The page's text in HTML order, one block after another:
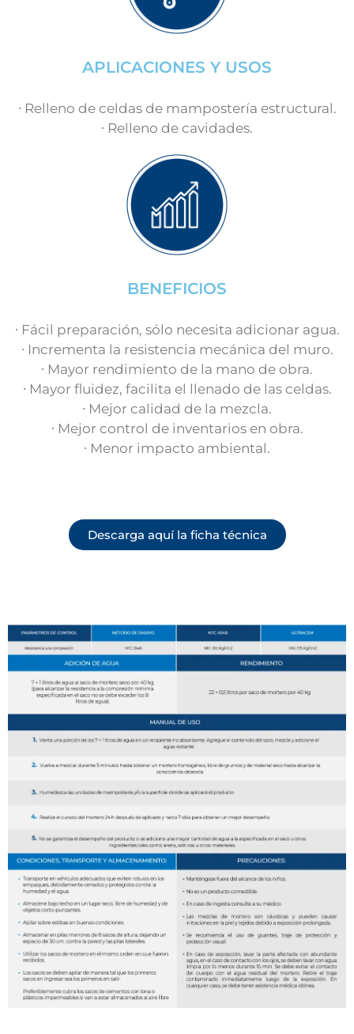
APLICACIONES Y USOS
∙ Relleno de celdas de mampostería estructural.
∙ Relleno de cavidades.
BENEFICIOS
∙ Fácil preparación, sólo necesita adicionar agua.
∙ Incrementa la resistencia mecánica del muro.
∙ Mayor rendimiento de la mano de obra.
∙ Mayor fluidez, facilita el llenado de las celdas.
∙ Mejor calidad de la mezcla.
∙ Mejor control de inventarios en obra.
∙ Menor impacto ambiental.
Descarga aquí la ficha técnica